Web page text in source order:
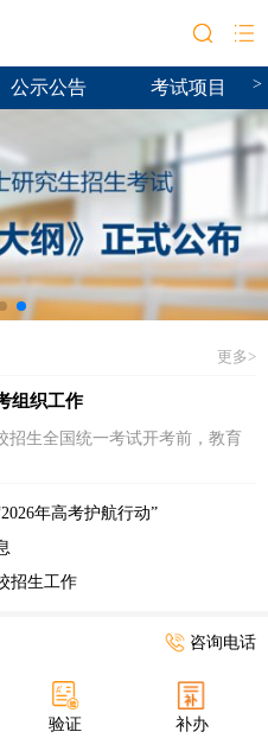
公示公告 考试项目 >
更多>
组织工作
招生全国统一考试开考前，教育
年高考护航行动”
招生工作
咨询电话
验证 补办